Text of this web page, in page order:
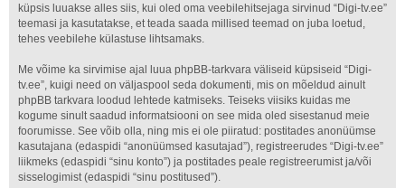
küpsis luuakse alles siis, kui oled oma veebilehitsejaga sirvinud “Digi-tv.ee”
teemasi ja kasutatakse, et teada saada millised teemad on juba loetud,
tehes veebilehe külastuse lihtsamaks.
Me võime ka sirvimise ajal luua phpBB-tarkvara väliseid küpsiseid “Digi-
tv.ee”, kuigi need on väljaspool seda dokumenti, mis on mõeldud ainult
phpBB tarkvara loodud lehtede katmiseks. Teiseks viisiks kuidas me
kogume sinult saadud informatsiooni on see mida oled sisestanud meie
foorumisse. See võib olla, ning mis ei ole piiratud: postitades anonüümse
kasutajana (edaspidi “anonüümsed kasutajad”), registreerudes “Digi-tv.ee”
liikmeks (edaspidi “sinu konto”) ja postitades peale registreerumist ja/või
sisselogimist (edaspidi “sinu postitused”).